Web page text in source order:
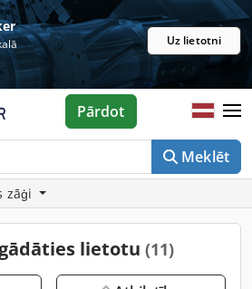
Uz lietotni
Meklēt
Pārdot
zāģi
lietotu (11)